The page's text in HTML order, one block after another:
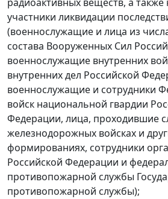
радиоактивных веществ, а
участники ликвидации
(военнослужащие и лица из
состава Вооруженных Сил
военнослужащие внутренних
внутренних дел Российской
военнослужащие и сотрудники
войск национальной гвардии
Федерации, лица, проходившие
железнодорожных войсках и
формированиях, сотрудники
Российской Федерации и
противопожарной службы
противопожарной службы);